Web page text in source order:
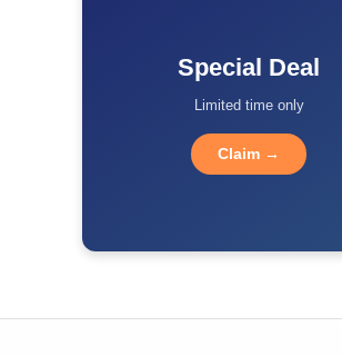
Special Deal
Limited time only
Claim →